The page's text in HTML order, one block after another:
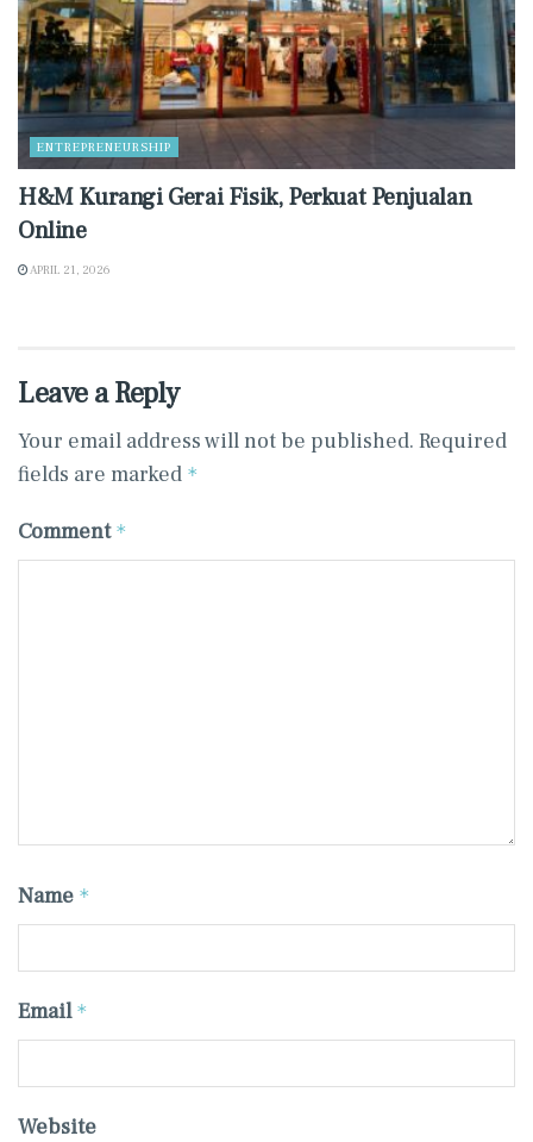
ENTREPRENEURSHIP
H&M Kurangi Gerai Fisik, Perkuat Penjualan
Online
APRIL 21, 2026
Leave a Reply
Your email address will not be published. Required
fields are marked *
Comment *
Name *
Email *
Website